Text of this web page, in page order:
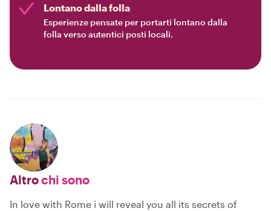
Lontano dalla folla
Esperienze pensate per portarti lontano dalla
folla verso autentici posti locali.
Altrochi sono
In love with Rome i will reveal you all its secrets of